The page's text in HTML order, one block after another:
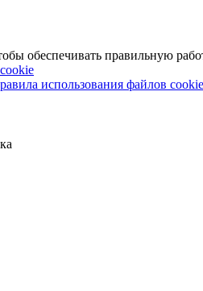
обеспечивать правильную
использования файлов cookie